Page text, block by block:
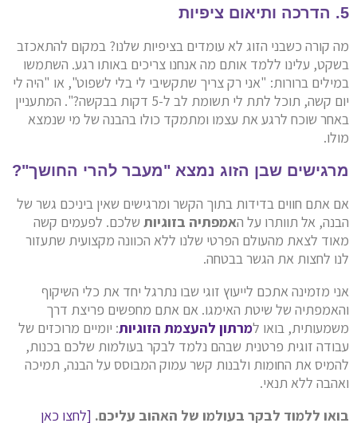
5. הדרכה ותיאום ציפיות
מה קורה כשבני הזוג לא עומדים בציפיות שלנו? במקום להתאכזב
בשקט, עלינו ללמד אותם מה אנחנו צריכים באותו רגע. השתמשו
במילים ברורות: "אני רק צריך שתקשיבי לי בלי לשפוט", או "היה לי
יום קשה, תוכל לתת לי תשומת לב ל-5 דקות בבקשה?". המתעניין
באחר שוכח לרגע את עצמו ומתמקד כולו בהבנה של מי שנמצא
מולו.
מרגישים שבן הזוג נמצא "מעבר להרי החושך"?
אם אתם חווים בדידות בתוך הקשר ומרגישים שאין ביניכם גשר של
הבנה, אל תוותרו על האמפתיה בזוגיות שלכם. לפעמים קשה
מאוד לצאת מהעולם הפרטי שלנו ללא הכוונה מקצועית שתעזור
לנו לחצות את הגשר בבטחה.
אני מזמינה אתכם לייעוץ זוגי שבו נתרגל יחד את כלי השיקוף
והאמפתיה של שיטת האימגו. אם אתם מחפשים פריצת דרך
משמעותית, בואו למרתון להעצמת הזוגיות: יומיים מרוכזים של
עבודה זוגית פרטנית שבהם נלמד לבקר בעולמות שלכם בכנות,
להמיס את החומות ולבנות קשר עמוק המבוסס על הבנה, תמיכה
ואהבה ללא תנאי.
בואו ללמוד לבקר בעולמו של האהוב עליכם. [לחצו כאן